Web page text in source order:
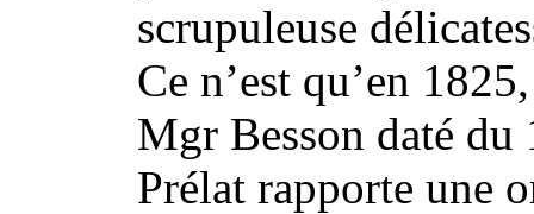
scrupuleuse
Ce n’est qu’en
Mgr Besson daté
Prélat rapporte une